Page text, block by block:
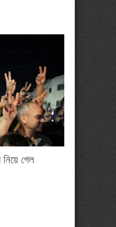
নিয়ে গেল